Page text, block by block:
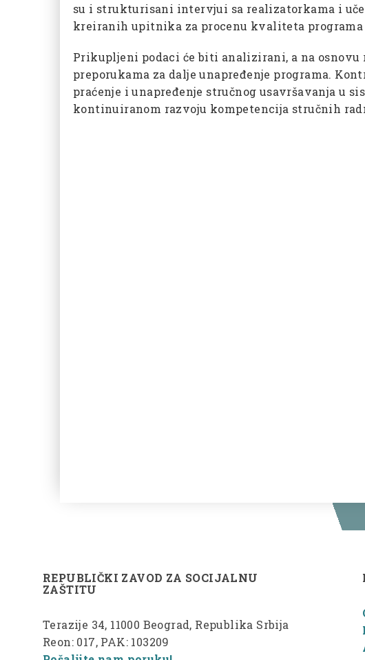
su i strukturisani intervjui sa realizatorkama i
kreiranih upitnika za procenu kvaliteta
Prikupljeni podaci će biti analizirani, a na
preporukama za dalje unapređenje programa.
praćenje i unapređenje stručnog usavršavanja u
kontinuiranom razvoju kompetencija stručnih
REPUBLIČKI ZAVOD ZA SOCIJALNU
ZAŠTITU
Terazije 34, 11000 Beograd, Republika Srbija
Reon: 017, PAK: 103209